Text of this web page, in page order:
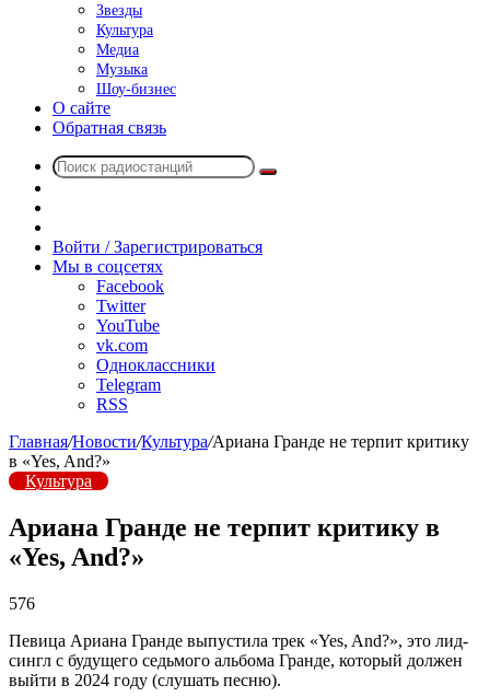
Звезды
Культура
Медиа
Музыка
Шоу-бизнес
О сайте
Обратная связь
Поиск
радио
Войти / Зарегистрироваться
Мы в соцсетях
Facebook
Twitter
YouTube
vk.com
Одноклассники
Telegram
RSS
Главная/Новости/Культура/Ариана Гранде не терпит критику
в «Yes, And?»
Культура
Ариана Гранде не терпит критику в
«Yes, And?»
576
Певица Ариана Гранде выпустила трек «Yes, And?», это лид-
сингл с будущего седьмого альбома Гранде, который должен
выйти в 2024 году (слушать песню).